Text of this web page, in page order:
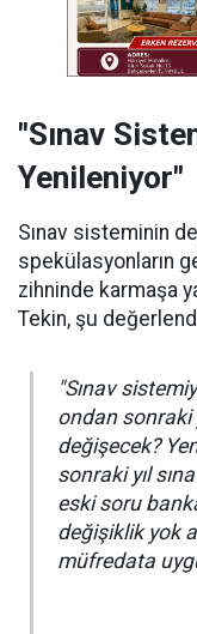
"Sınav
Yenileniyor"
Sınav sisteminin
spekülasyonların
zihninde karmaşa
Tekin, şu
"Sınav
ondan sonraki
değişecek?
sonraki yıl
eski soru
değişiklik yok
müfredata